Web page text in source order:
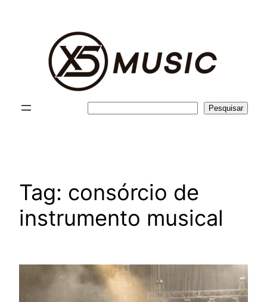
Pesquisar
Tag: consórcio de
instrumento musical